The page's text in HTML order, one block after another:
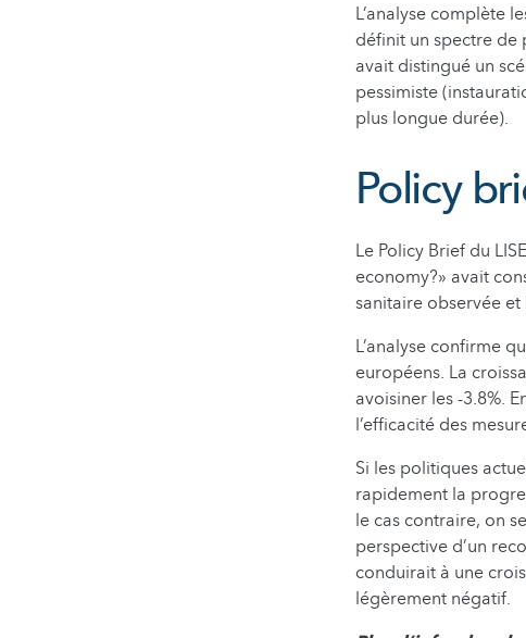
L’analyse complète
définit un spectre de
avait distingué un
pessimiste
plus longue durée).
Policy
Le Policy Brief du
economy?» avait
sanitaire observée
L’analyse confirme
européens. La
avoisiner les -3.8%.
l’efficacité des
Si les politiques
rapidement la
le cas contraire, on
perspective d’un
conduirait à une
légèrement négatif.